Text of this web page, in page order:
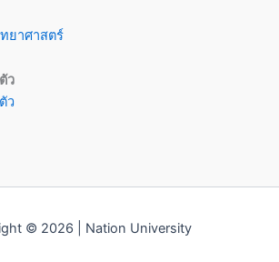
ยาศาสตร์
ว
ว
© 2026 | Nation University